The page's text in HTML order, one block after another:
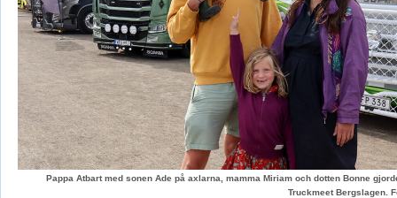
Pappa Atbart med sonen Ade på axlarna, mamma Miriam och dotten Bonne
Truckmeet Bergslagen.